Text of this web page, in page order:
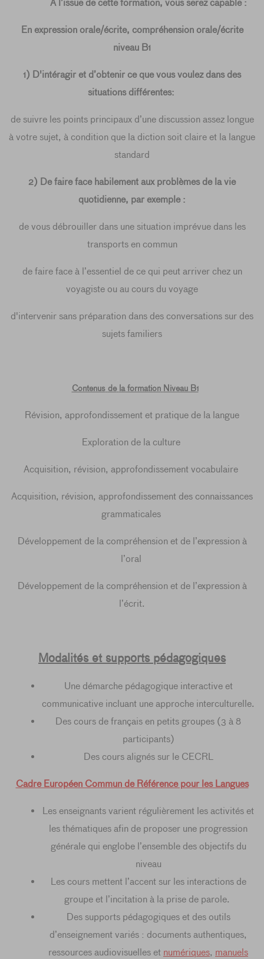
À l’issue de cette formation, vous serez capable :
En expression orale/écrite, compréhension orale/écrite
niveau B1
1) D'intéragir et d’obtenir ce que vous voulez dans des
situations différentes:
de suivre les points principaux d’une discussion assez longue
à votre sujet, à condition que la diction soit claire et la langue
standard
2) De faire face habilement aux problèmes de la vie
quotidienne, par exemple :
de vous débrouiller dans une situation imprévue dans les
transports en commun
de faire face à l’essentiel de ce qui peut arriver chez un
voyagiste ou au cours du voyage
d'intervenir sans préparation dans des conversations sur des
sujets familiers
Contenus de la formation Niveau B1
Révision, approfondissement et pratique de la langue
Exploration de la culture
Acquisition, révision, approfondissement vocabulaire
Acquisition, révision, approfondissement des connaissances
grammaticales
Développement de la compréhension et de l’expression à
l’oral
Développement de la compréhension et de l’expression à
l’écrit.
Modalités et supports pédagogiques
Une démarche pédagogique interactive et
communicative incluant une approche interculturelle.
Des cours de français en petits groupes (3 à 8
participants)
Des cours alignés sur le CECRL
Cadre Européen Commun de Référence pour les Langues
Les enseignants varient régulièrement les activités et
les thématiques afin de proposer une progression
générale qui englobe l’ensemble des objectifs du
niveau
Les cours mettent l’accent sur les interactions de
groupe et l’incitation à la prise de parole.
Des supports pédagogiques et des outils
d’enseignement variés : documents authentiques,
ressources audiovisuelles et numériques, manuels